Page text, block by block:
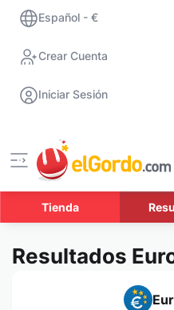
Español - €
Crear Cuenta
Iniciar Sesión
Tienda
Resultados